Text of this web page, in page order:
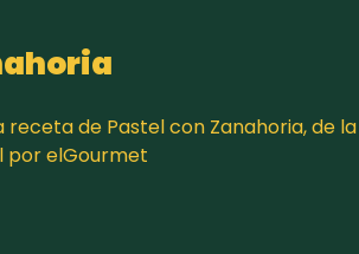
de Pastel con Zanahoria, de la
por elGourmet